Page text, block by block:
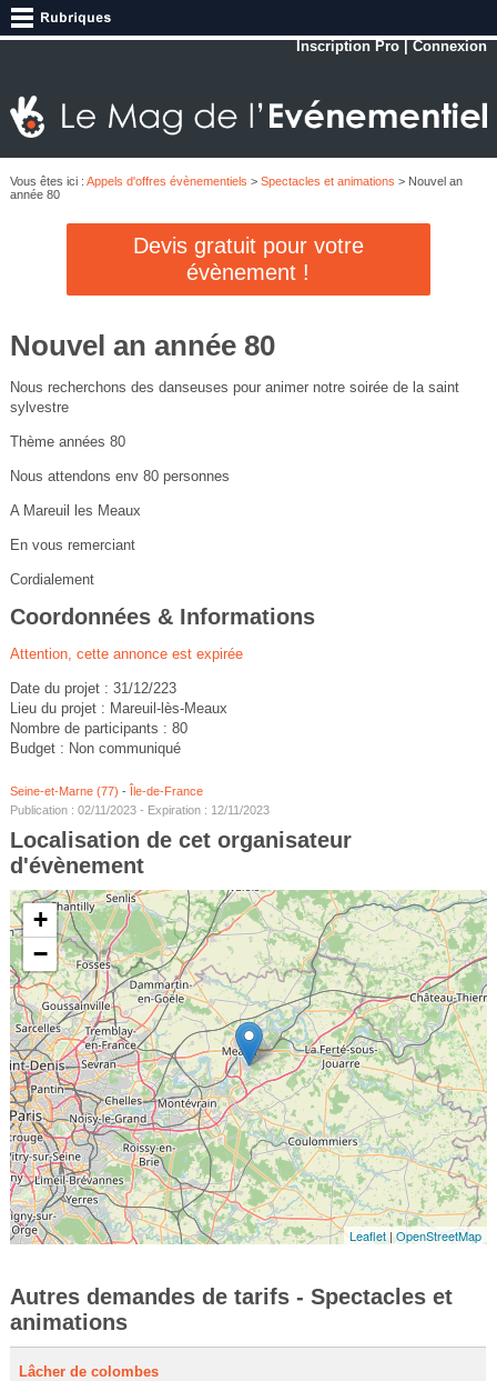
Inscription Pro |Connexion
Vous êtes ici : Appels d'offres évènementiels > Spectacles et animations > Nouvel an
année 80
Devis gratuit pour votre
évènement !
Nouvel an année 80
Nous recherchons des danseuses pour animer notre soirée de la saint
sylvestre
Thème années 80
Nous attendons env 80 personnes
A Mareuil les Meaux
En vous remerciant
Cordialement
Coordonnées & Informations
Attention, cette annonce est expirée
Date du projet : 31/12/223
Lieu du projet : Mareuil-lès-Meaux
Nombre de participants : 80
Budget : Non communiqué
Seine-et-Marne (77) - Île-de-France
Publication : 02/11/2023 - Expiration : 12/11/2023
Localisation de cet organisateur
d'évènement
+
−
Leaflet |OpenStreetMap
Autres demandes de tarifs - Spectacles et
animations
Lâcher de colombes